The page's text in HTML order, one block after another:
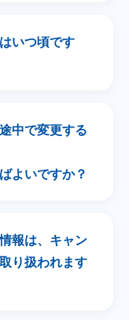
いつ頃です
中で変更する
よいですか？
報は、キャン
り扱われます